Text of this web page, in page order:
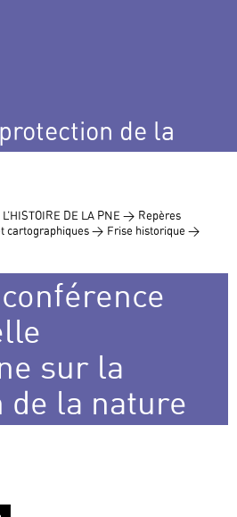
de la
DE LA PNE > Repères
cartographiques > Frise historique >
sur la
de la nature